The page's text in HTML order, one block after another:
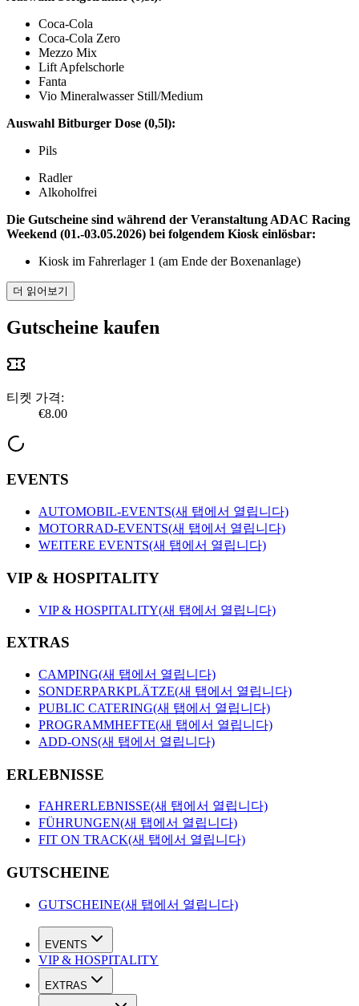
Coca-Cola
Coca-Cola Zero
Mezzo Mix
Lift Apfelschorle
Fanta
Vio Mineralwasser Still/Medium
Auswahl Bitburger Dose (0,5l):
Pils
Radler
Alkoholfrei
Die Gutscheine sind während der Veranstaltung ADAC Racing
Weekend (01.-03.05.2026) bei folgendem Kiosk einlösbar:
Kiosk im Fahrerlager 1 (am Ende der Boxenanlage)
더 읽어보기
Gutscheine kaufen
티켓 가격:
€8.00
EVENTS
AUTOMOBIL-EVENTS(새 탭에서 열립니다)
MOTORRAD-EVENTS(새 탭에서 열립니다)
WEITERE EVENTS(새 탭에서 열립니다)
VIP & HOSPITALITY
VIP & HOSPITALITY(새 탭에서 열립니다)
EXTRAS
CAMPING(새 탭에서 열립니다)
SONDERPARKPLÄTZE(새 탭에서 열립니다)
PUBLIC CATERING(새 탭에서 열립니다)
PROGRAMMHEFTE(새 탭에서 열립니다)
ADD-ONS(새 탭에서 열립니다)
ERLEBNISSE
FAHRERLEBNISSE(새 탭에서 열립니다)
FÜHRUNGEN(새 탭에서 열립니다)
FIT ON TRACK(새 탭에서 열립니다)
GUTSCHEINE
GUTSCHEINE(새 탭에서 열립니다)
EVENTS
VIP & HOSPITALITY
EXTRAS